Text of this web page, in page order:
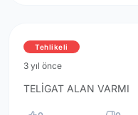
Tehlikeli
3 yıl önce
TELİGAT ALAN VARMI